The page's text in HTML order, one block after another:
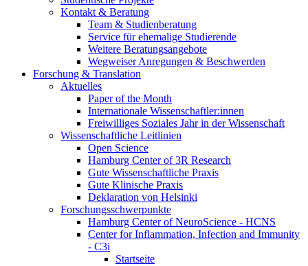
Kontakt & Beratung
Team & Studienberatung
Service für ehemalige Studierende
Weitere Beratungsangebote
Wegweiser Anregungen & Beschwerden
Forschung & Translation
Aktuelles
Paper of the Month
Internationale Wissenschaftler:innen
Freiwilliges Soziales Jahr in der Wissenschaft
Wissenschaftliche Leitlinien
Open Science
Hamburg Center of 3R Research
Gute Wissenschaftliche Praxis
Gute Klinische Praxis
Deklaration von Helsinki
Forschungsschwerpunkte
Hamburg Center of NeuroScience - HCNS
Center for Inflammation, Infection and Immunity
- C3i
Startseite